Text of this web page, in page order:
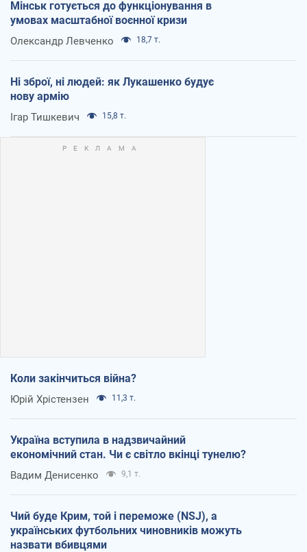
Мінськ готується до функціонування в
умовах масштабної воєнної кризи
Олександр Левченко 18,7 т.
Ні зброї, ні людей: як Лукашенко будує
нову армію
Ігар Тишкевич 15,8 т.
Коли закінчиться війна?
Юрій Хрістензен 11,3 т.
Україна вступила в надзвичайний
економічний стан. Чи є світло вкінці тунелю?
Вадим Денисенко 9,1 т.
Чий буде Крим, той і переможе (NSJ), а
українських футбольних чиновників можуть
назвати вбивцями